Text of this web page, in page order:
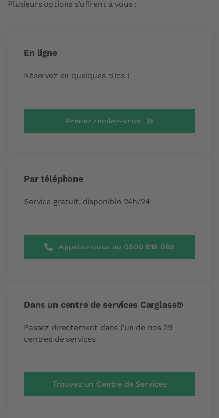
Plusieurs options s’offrent à vous :
En ligne
Réservez en quelques clics !
Prenez rendez-vous
Par téléphone
Service gratuit, disponible 24h/24
Appelez-nous au 0800 818 088
Dans un centre de services Carglass®
Passez directement dans l’un de nos 29
centres de services
Trouvez un Centre de Services